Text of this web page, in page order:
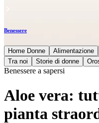
Benessere
Home Donne Alimentazione
Tra noi
Storie di donne
Benessere a sapersi
Aloe vera:
pianta